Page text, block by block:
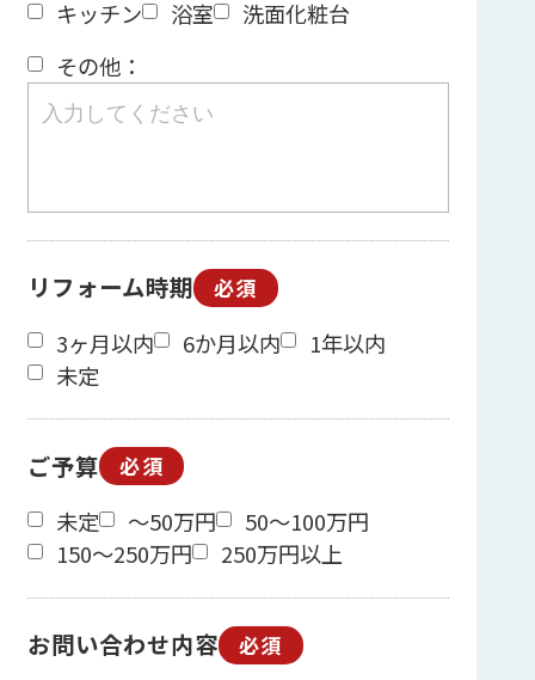
キッチン 浴室
洗面化粧台
その他：
リフォーム時期 必須
3ヶ月以内 6か月以内
1年以内
未定
ご予算 必須
未定 ～50万円
50～100万円
150～250万円
250万円以上
お問い合わせ内容 必須